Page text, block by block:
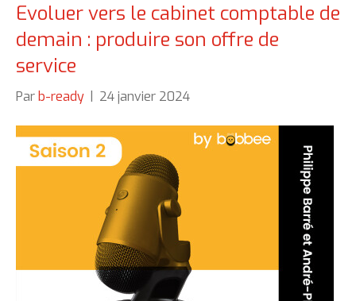
Evoluer vers le cabinet comptable de
demain : produire son offre de
service
Parb-ready 24 janvier 2024